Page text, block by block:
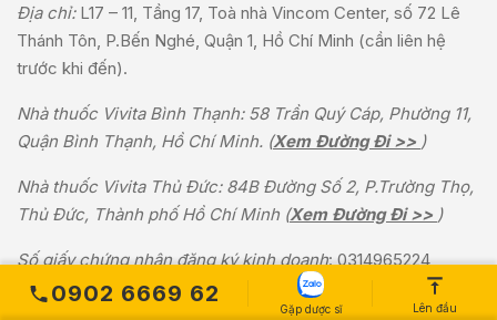
0902 6669 62
Gặp dược sĩ Lên đầu
Địa chỉ: L17 – 11, Tầng 17, Toà nhà Vincom Center, số 72 Lê
Thánh Tôn, P.Bến Nghé, Quận 1, Hồ Chí Minh (cần liên hệ
trước khi đến).
Nhà thuốc Vivita Bình Thạnh: 58 Trần Quý Cáp, Phường 11,
Quận Bình Thạnh, Hồ Chí Minh. (Xem Đường Đi >> )
Nhà thuốc Vivita Thủ Đức: 84B Đường Số 2, P.Trường Thọ,
Thủ Đức, Thành phố Hồ Chí Minh (Xem Đường Đi >> )
Số giấy chứng nhận đăng ký kinh doanh: 0314965224
Ngày cấp: 3/4/2018